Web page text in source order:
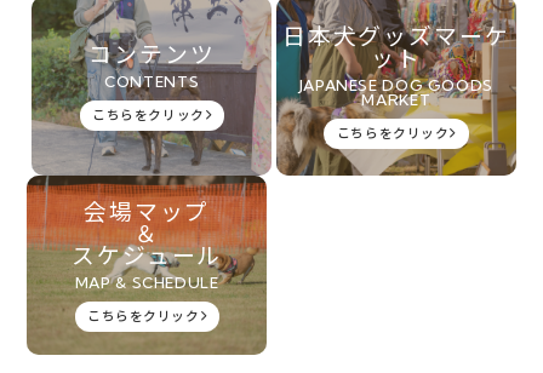
コンテンツ
CONTENTS
こちらをクリック
日本犬グッズマーケ
ット
JAPANESE DOG GOODS
MARKET
こちらをクリック
会場マップ
＆
スケジュール
MAP & SCHEDULE
こちらをクリック